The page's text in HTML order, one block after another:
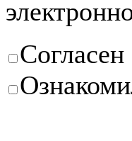
Согласен